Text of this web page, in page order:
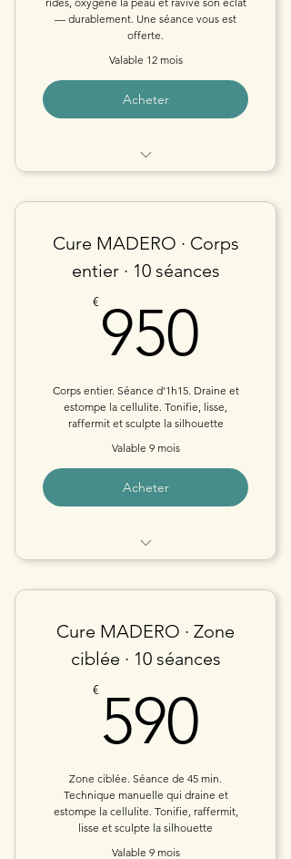
— durablement. Une séance vous est
offerte.
Valable 12 mois
Acheter
Cure MADERO · Corps
entier · 10 séances
€ 950
Corps entier. Séance d'1h15. Draine et
estompe la cellulite. Tonifie, lisse,
raffermit et sculpte la silhouette
Valable 9 mois
Acheter
cabinet
Cure MADERO · Zone
ciblée · 10 séances
€ 590
Zone ciblée. Séance de 45 min.
Technique manuelle qui draine et
estompe la cellulite. Tonifie, raffermit,
lisse et sculpte la silhouette
Valable 9 mois